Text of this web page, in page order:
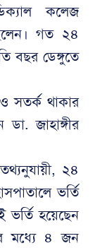
কলেজ
গত ২৪
বছর ডেঙ্গুতে
সতর্ক থাকার
জাহাঙ্গীর
২৪
ভর্তি
হয়েছেন
মধ্যে ৪ জন